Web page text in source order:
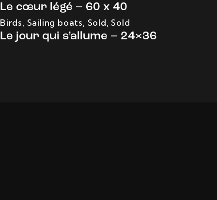
Le cœur légé – 60 x 40
Birds, Sailing boats, Sold,Sold
Le jour qui s’allume – 24×36